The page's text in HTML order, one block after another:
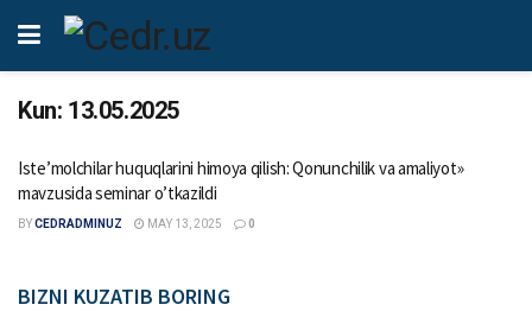
Kun: 13.05.2025
Iste’molchilar huquqlarini himoya qilish: Qonunchilik va amaliyot»
mavzusida seminar o’tkazildi
BYCEDRADMINUZ MAY 13, 2025 0
BIZNI KUZATIB BORING